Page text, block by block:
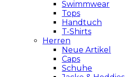
Swimmwear
Tops
Handtuch
T-Shirts
Herren
Neue Artikel
Caps
Schuhe